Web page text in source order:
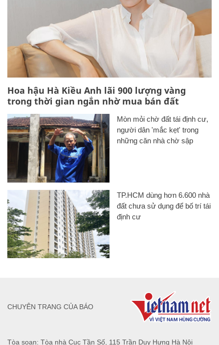
Hoa hậu Hà Kiều Anh lãi 900 lượng vàng
trong thời gian ngắn nhờ mua bán đất
Mòn mỏi chờ đất tái định cư,
người dân 'mắc kẹt' trong
những căn nhà chờ sập
TP.HCM dùng hơn 6.600 nhà
đất chưa sử dụng để bố trí tái
định cư
Tòa soạn: Tòa nhà Cục Tần Số, 115 Trần Duy Hưng Hà Nội
CHUYÊN TRANG CỦA BÁO